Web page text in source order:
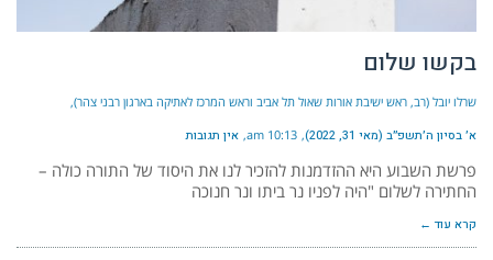
בקשו שלום
שרלו יובל (רב, ראש ישיבת אורות שאול תל אביב וראש המרכז לאתיקה בארגון רבני צהר)
א׳ בסיון ה׳תשפ״ב (מאי 31, 2022) 10:13 am אין תגובות
פרשת השבוע היא ההזדמנות להזכיר לנו את היסוד של התורה כולה –
החתירה לשלום "היה לפניו נר ביתו ונר חנוכה
קרא עוד ←